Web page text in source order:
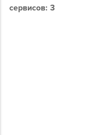
сервисов: 3